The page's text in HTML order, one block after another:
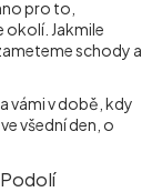
pro to,
okolí. Jakmile
schody a
vámi v době, kdy
všední den, o